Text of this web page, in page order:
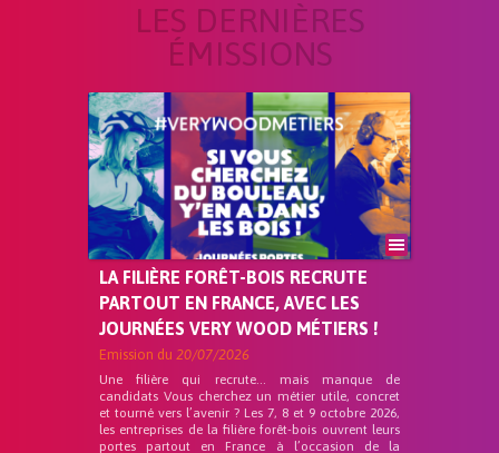
LES DERNIÈRES
ÉMISSIONS
LA FILIÈRE FORÊT-BOIS RECRUTE
PARTOUT EN FRANCE, AVEC LES
JOURNÉES VERY WOOD MÉTIERS !
Emission du 20/07/2026
Une filière qui recrute… mais manque de
candidats Vous cherchez un métier utile, concret
et tourné vers l’avenir ? Les 7, 8 et 9 octobre 2026,
les entreprises de la filière forêt-bois ouvrent leurs
portes partout en France à l’occasion de la